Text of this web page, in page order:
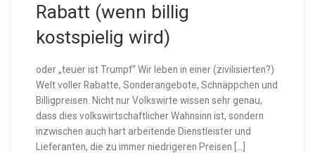
Rabatt (wenn billig
kostspielig wird)
oder „teuer ist Trumpf“ Wir leben in einer (zivilisierten?)
Welt voller Rabatte, Sonderangebote, Schnäppchen und
Billigpreisen. Nicht nur Volkswirte wissen sehr genau,
dass dies volkswirtschaftlicher Wahnsinn ist, sondern
inzwischen auch hart arbeitende Dienstleister und
Lieferanten, die zu immer niedrigeren Preisen […]